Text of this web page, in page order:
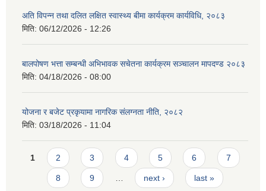
अति विपन्न तथा दलित लक्षित स्वास्थ्य बीमा कार्यक्रम कार्यविधि, २०८३
मिति: 06/12/2026 - 12:26
बालपोषण भत्ता सम्बन्धी अभिभावक सचेतना कार्यक्रम सञ्चालन मापदण्ड २०८३
मिति: 04/18/2026 - 08:00
योजना र बजेट प्रकृयामा नागरिक संलग्नता नीति, २०८२
मिति: 03/18/2026 - 11:04
Pages
1 2 3 4 5 6 7
8 9 next › last »